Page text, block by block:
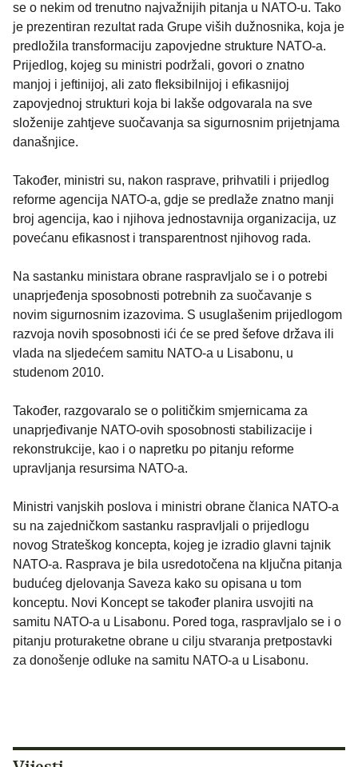
se o nekim od trenutno najvažnijih pitanja u NATO-u. Tako
je prezentiran rezultat rada Grupe viših dužnosnika, koja je
predložila transformaciju zapovjedne strukture NATO-a.
Prijedlog, kojeg su ministri podržali, govori o znatno
manjoj i jeftinijoj, ali zato fleksibilnijoj i efikasnijoj
zapovjednoj strukturi koja bi lakše odgovarala na sve
složenije zahtjeve suočavanja sa sigurnosnim prijetnjama
današnjice.
Također, ministri su, nakon rasprave, prihvatili i prijedlog
reforme agencija NATO-a, gdje se predlaže znatno manji
broj agencija, kao i njihova jednostavnija organizacija, uz
povećanu efikasnost i transparentnost njihovog rada.
Na sastanku ministara obrane raspravljalo se i o potrebi
unaprjeđenja sposobnosti potrebnih za suočavanje s
novim sigurnosnim izazovima. S usuglašenim prijedlogom
razvoja novih sposobnosti ići će se pred šefove država ili
vlada na sljedećem samitu NATO-a u Lisabonu, u
studenom 2010.
Također, razgovaralo se o političkim smjernicama za
unaprjeđivanje NATO-ovih sposobnosti stabilizacije i
rekonstrukcije, kao i o napretku po pitanju reforme
upravljanja resursima NATO-a.
Ministri vanjskih poslova i ministri obrane članica NATO-a
su na zajedničkom sastanku raspravljali o prijedlogu
novog Strateškog koncepta, kojeg je izradio glavni tajnik
NATO-a. Rasprava je bila usredotočena na ključna pitanja
budućeg djelovanja Saveza kako su opisana u tom
konceptu. Novi Koncept se također planira usvojiti na
samitu NATO-a u Lisabonu. Pored toga, raspravljalo se i o
pitanju proturaketne obrane u cilju stvaranja pretpostavki
za donošenje odluke na samitu NATO-a u Lisabonu.